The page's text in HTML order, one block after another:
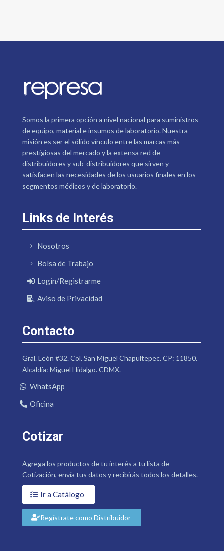
Somos la primera opción a nivel nacional para suministros
de equipo, material e insumos de laboratorio. Nuestra
misión es ser el sólido vínculo entre las marcas más
prestigiosas del mercado y la extensa red de
distribuidores y sub-distribuidores que sirven y
satisfacen las necesidades de los usuarios finales en los
segmentos médicos y de laboratorio.
Links de Interés
Nosotros
Bolsa de Trabajo
Login/Registrarme
Aviso de Privacidad
Contacto
Gral. León #32. Col. San Miguel Chapultepec. CP: 11850.
Alcaldía: Miguel Hidalgo. CDMX.
WhatsApp
Oficina
Cotizar
Agrega los productos de tu interés a tu lista de
Cotización, envía tus datos y recibirás todos los detalles.
Ir a Catálogo
Regístrate como Distribuidor